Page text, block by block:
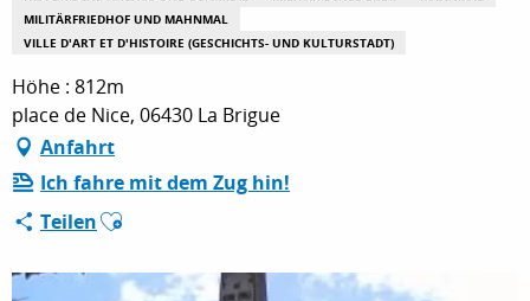
AKTIVITÄTEN
AUFENTHALT
ESPACE PRO
MILITÄRFRIEDHOF UND MAHNMAL
VILLE D'ART ET D'HISTOIRE (GESCHICHTS- UND KULTURSTADT)
Höhe : 812m
place de Nice, 06430 La Brigue
Anfahrt
Ich fahre mit dem Zug hin!
TeilenAjouter aux favoris